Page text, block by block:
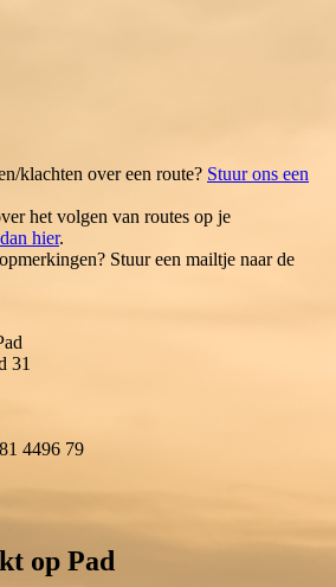
klachten over een route? Stuur ons een
het volgen van routes op je
hier.
Stuur een mailtje naar de
31
4496 79
op Pad